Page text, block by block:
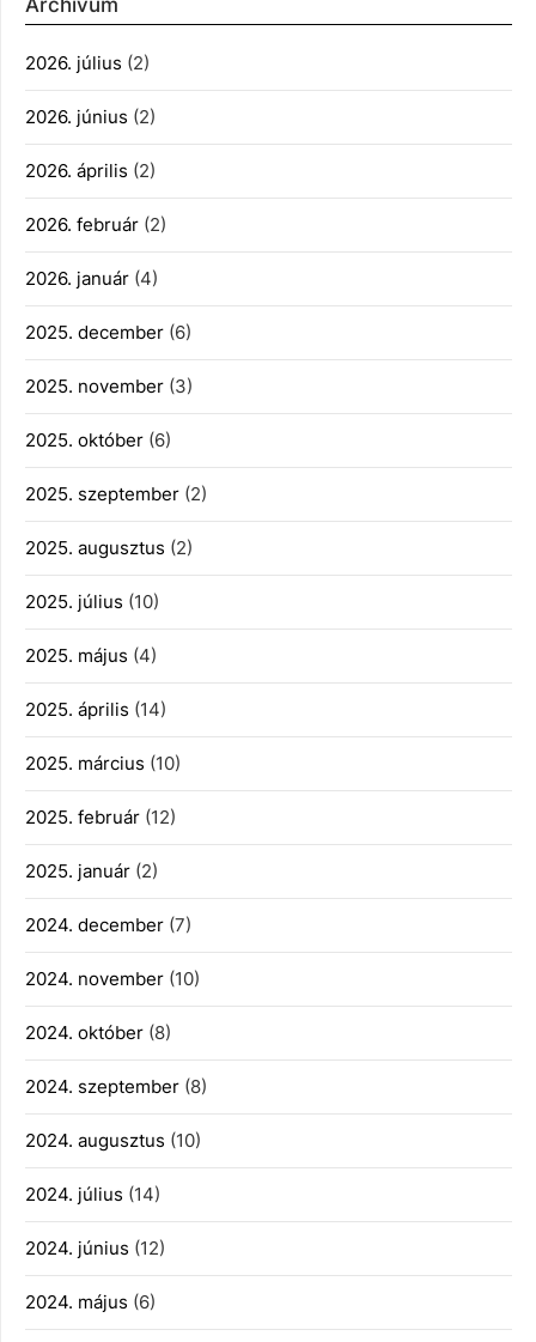
Archívum
2026. július (2)
2026. június (2)
2026. április (2)
2026. február (2)
2026. január (4)
2025. december (6)
2025. november (3)
2025. október (6)
2025. szeptember (2)
2025. augusztus (2)
2025. július (10)
2025. május (4)
2025. április (14)
2025. március (10)
2025. február (12)
2025. január (2)
2024. december (7)
2024. november (10)
2024. október (8)
2024. szeptember (8)
2024. augusztus (10)
2024. július (14)
2024. június (12)
2024. május (6)